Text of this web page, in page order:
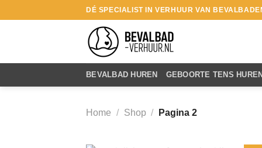
naar
DÉ SPECIALIST IN VERHUUR VAN
BEVALBAD HUREN GEBOORTE TENS HUREN
Home / Shop / Pagina 2